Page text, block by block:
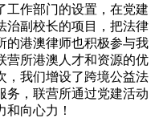
工作部门的设置，在党建
治副校长的项目，把法律
的港澳律师也积极参与我
营所港澳人才和资源的优
，我们增设了跨境公益法
务，联营所通过党建活动
向心力！